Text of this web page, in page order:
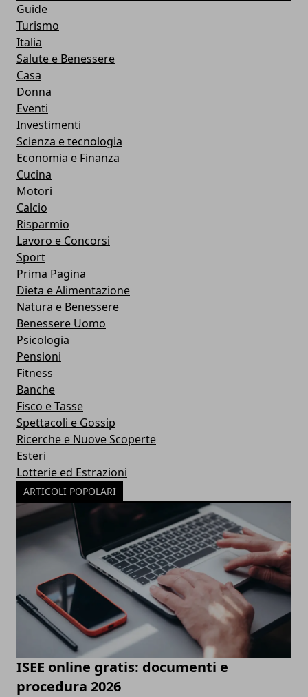
Guide
Turismo
Italia
Salute e Benessere
Casa
Donna
Eventi
Investimenti
Scienza e tecnologia
Economia e Finanza
Cucina
Motori
Calcio
Risparmio
Lavoro e Concorsi
Sport
Prima Pagina
Dieta e Alimentazione
Natura e Benessere
Benessere Uomo
Psicologia
Pensioni
Fitness
Banche
Fisco e Tasse
Spettacoli e Gossip
Ricerche e Nuove Scoperte
Esteri
Lotterie ed Estrazioni
ARTICOLI POPOLARI
ISEE online gratis: documenti e
procedura 2026